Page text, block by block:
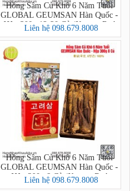
Hồng Sâm Củ Khô 6 Năm Tuổi
GLOBAL GEUMSAN Hàn Quốc -
Hộp 300g 12-20 Củ (Korean Red
Ginseng)
Liên hệ 098.679.8008
Hồng Sâm Củ Khô 6 Năm Tuổi
GLOBAL GEUMSAN Hàn Quốc -
Hộp 300g 8 Củ (Korean Red
Ginseng)
Liên hệ 098.679.8008